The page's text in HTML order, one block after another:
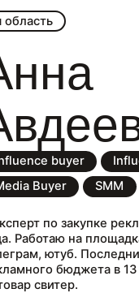
область
buyer
Buyer
SMM
по закупке
Работаю на
ютуб.
бюджета в 13
свитер.